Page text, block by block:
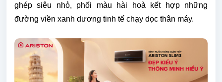
ghép siêu nhỏ, phối màu hài hoà kết hợp những
đường viền xanh dương tinh tế chạy dọc thân máy.